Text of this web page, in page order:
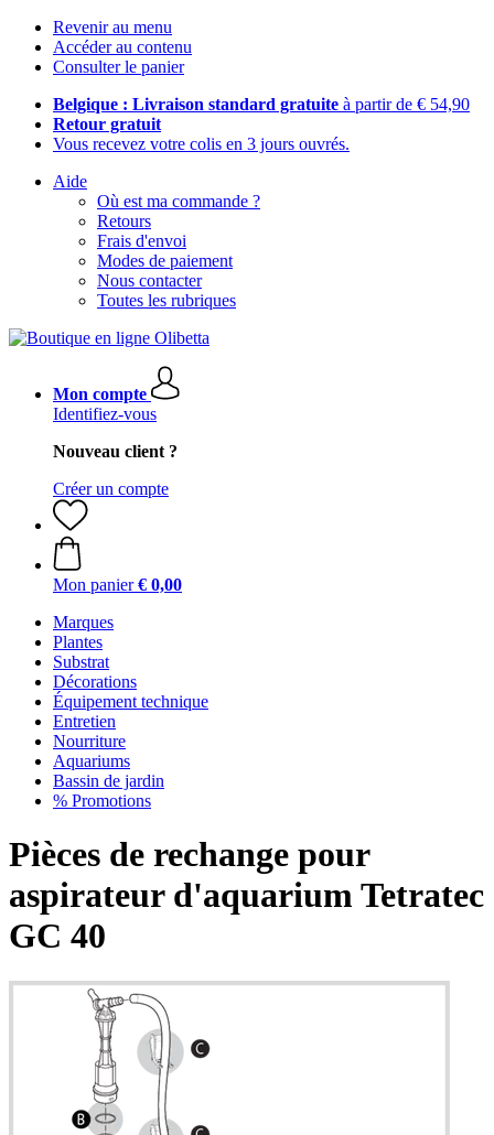
Revenir au menu
Accéder au contenu
Consulter le panier
Belgique : Livraison standard gratuite à partir de € 54,90
Retour gratuit
Vous recevez votre colis en 3 jours ouvrés.
Aide
Où est ma commande ?
Retours
Frais d'envoi
Modes de paiement
Nous contacter
Toutes les rubriques
Mon compte
Identifiez-vous
Nouveau client ?
Créer un compte
Mon panier € 0,00
Marques
Plantes
Substrat
Décorations
Équipement technique
Entretien
Nourriture
Aquariums
Bassin de jardin
% Promotions
Pièces de rechange pour
aspirateur d'aquarium Tetratec
GC 40